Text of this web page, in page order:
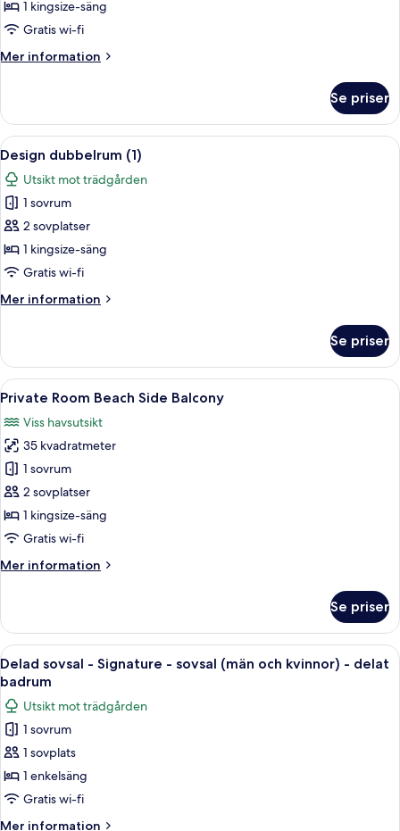
dubbelrum
1 kingsize-säng
Gratis wi-fi
Mer information
Mer
dubbelrum
Se priser
Öppna
alla
foton
för
Design
dubbelrum
(1)
Ett sovrum med en vägg av sten, en
6
Design dubbelrum (1)
Utsikt mot trädgården
1 sovrum
2 sovplatser
1 kingsize-säng
Gratis wi-fi
Mer information
Mer
dubbelrum
(1)
Se priser
Öppna
alla
foton
för
Private
Room
Beach
Side
Private Room Beach Side Balcony |
6
Private Room Beach Side Balcony
Viss havsutsikt
35 kvadratmeter
1 sovrum
2 sovplatser
1 kingsize-säng
Gratis wi-fi
Mer information
Mer
Room
Beach
Side
Balcony
Se priser
Öppna
alla
foton
för
Delad
sovsal
-
Signature
-
En korridor med våningssängar,
5
Delad sovsal - Signature - sovsal (män och kvinnor) - delat
badrum
Utsikt mot trädgården
1 sovrum
1 sovplats
1 enkelsäng
Gratis wi-fi
Mer information
Mer